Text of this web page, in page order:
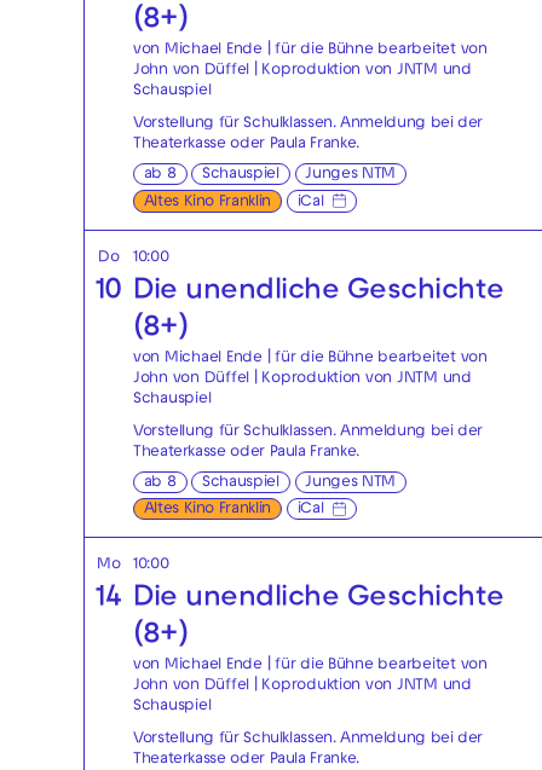
(8+)
von Michael Ende | für die Bühne bearbeitet von
John von Düffel | Koproduktion von JNTM und
Schauspiel
Vorstellung für Schulklassen. Anmeldung bei der
Theaterkasseoder Paula Franke.
ab 8 Schauspiel
Junges NTM
Altes Kino Franklin
iCal
Do
10
10:00
Die unendliche Geschichte
(8+)
von Michael Ende | für die Bühne bearbeitet von
John von Düffel | Koproduktion von JNTM und
Schauspiel
Vorstellung für Schulklassen. Anmeldung bei der
Theaterkasseoder Paula Franke.
ab 8 Schauspiel
Junges NTM
Altes Kino Franklin
iCal
Mo
14
10:00
Die unendliche Geschichte
(8+)
von Michael Ende | für die Bühne bearbeitet von
John von Düffel | Koproduktion von JNTM und
Schauspiel
Vorstellung für Schulklassen. Anmeldung bei der
Theaterkasseoder Paula Franke.